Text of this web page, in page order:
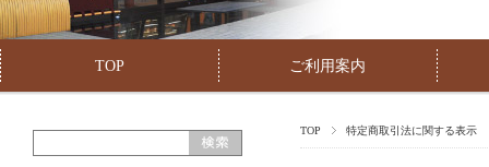
TOP ご利用案内
TOP 特定商取引法に関する表示